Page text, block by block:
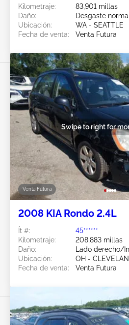
Kilometraje:
83,901 millas
Daño:
Desgaste
Ubicación:
WA - SEATTLE
Fecha de venta:
Venta Futura
Venta Futura
Swipe to right for
2008 KIA Rondo 2.4L
Ít #:
45******
Kilometraje:
208,883 millas
Daño:
Lado derecho/
Ubicación:
OH -
Fecha de venta:
Venta Futura